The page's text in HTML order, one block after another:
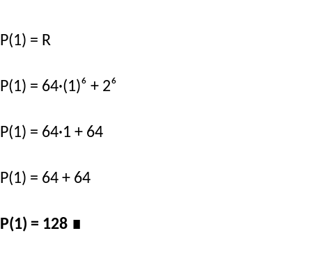
P(1) = R
P(1) = 64·(1)⁶ + 2⁶
P(1) = 64·1 + 64
P(1) = 64 + 64
P(1) = 128 ∎